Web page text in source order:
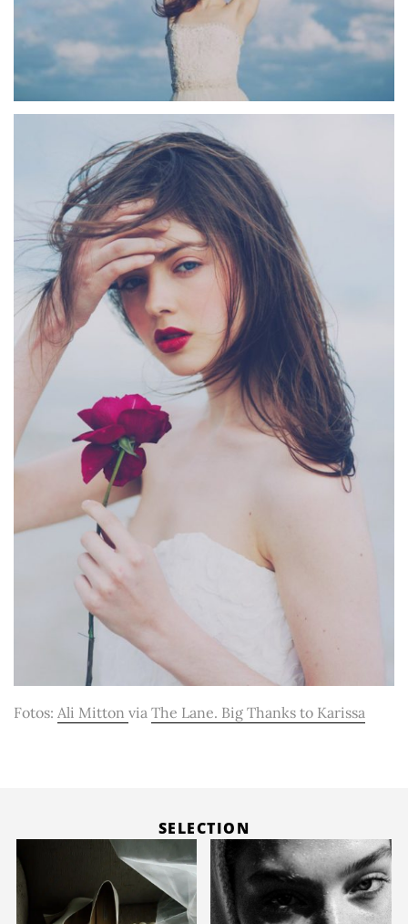
Fotos: Ali Mitton via The Lane. Big Thanks to Karissa
SELECTION